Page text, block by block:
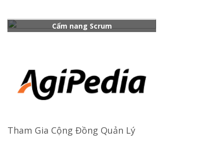
Cẩm nang Scrum
Tham Gia Cộng Đồng Quản Lý